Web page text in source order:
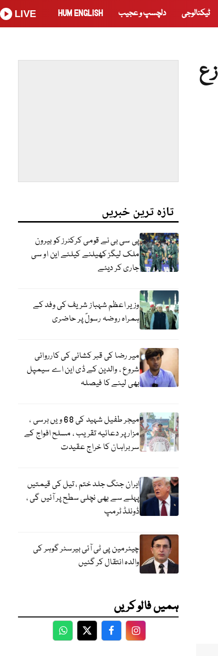
ٹیکنالوجی دلچسپ و عجیب HUM ENGLISH
LIVE
تازہ ترین خبریں
پی سی بی نے قومی کرکٹرز کو بیرون
ملک لیگز کھیلنے کیلئے این او سی
جاری کر دیئے
وزیر اعظم شہباز شریف کی وفد کے
ہمراہ روضہ رسولؐ پر حاضری
میر رضا کی قبر کشائی کی کارروائی
شروع ، والدین کے ڈی این اے سیمپل
بھی لینے کا فیصلہ
میجر طفیل شہید کی 68 ویں برسی ،
مزار پر دعائیہ تقریب ، مسلح افواج کے
سربراہان کا خراج عقیدت
ایران جنگ جلد ختم ، تیل کی قیمتیں
پہلے سے بھی نچلی سطح پر آئیں گی ،
ڈونلڈ ٹرمپ
چیئرمین پی ٹی آئی بیرسٹر گوہر کی
والدہ انتقال کر گئیں
ہمیں فالو کریں
WhatsApp
TwitterFacebookFacebook